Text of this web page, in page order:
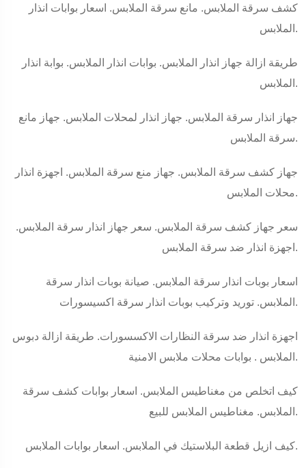
كشف سرقة الملابس. مانع سرقة الملابس. اسعار بوابات انذار
الملابس.
طريقة ازالة جهاز انذار الملابس. بوابات انذار الملابس. بوابة انذار
الملابس.
جهاز انذار سرقة الملابس. جهاز انذار لمحلات الملابس. جهاز مانع
سرقة الملابس.
جهاز كشف سرقة الملابس. جهاز منع سرقة الملابس. اجهزة انذار
محلات الملابس.
سعر جهاز كشف سرقة الملابس. سعر جهاز انذار سرقة الملابس.
اجهزة انذار ضد سرقة الملابس.
اسعار بوبات انذار سرقة الملابس. صيانة بوبات انذار سرقة
الملابس. توريد وتركيب بوبات انذار سرقة اكسيسورات.
اجهزة انذار ضد سرقة النظارات الاكسسورات. طريقة ازالة دبوس
الملابس . بوابات محلات ملابس الامنية.
كيف اتخلص من مغناطيس الملابس. اسعار بوابات كشف سرقة
الملابس. مغناطيس الملابس للبيع.
كيف ازيل قطعة البلاستيك في الملابس. اسعار بوابات الملابس.